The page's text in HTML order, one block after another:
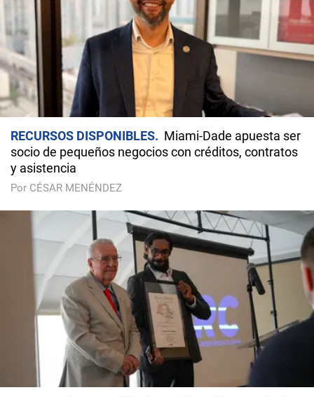
RECURSOS DISPONIBLES
Miami-Dade apuesta ser
socio de pequeños negocios con créditos, contratos
y asistencia
Por CÉSAR MENÉNDEZ